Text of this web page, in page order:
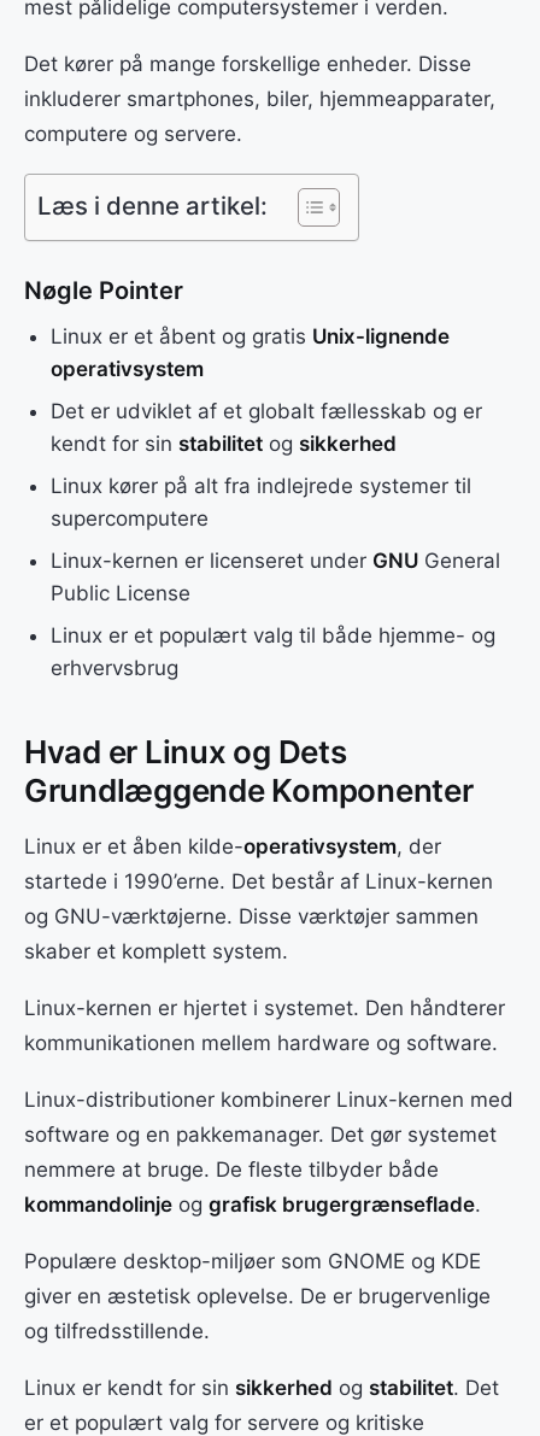
mest pålidelige computersystemer i verden.
Det kører på mange forskellige enheder. Disse
inkluderer smartphones, biler, hjemmeapparater,
computere og servere.
Læs i denne artikel:
Nøgle Pointer
Linux er et åbent og gratis Unix-lignende
operativsystem
Det er udviklet af et globalt fællesskab og er
kendt for sin stabilitet og sikkerhed
Linux kører på alt fra indlejrede systemer til
supercomputere
Linux-kernen er licenseret under GNU General
Public License
Linux er et populært valg til både hjemme- og
erhvervsbrug
Hvad er Linux og Dets
Grundlæggende Komponenter
Linux er et åben kilde-operativsystem, der
startede i 1990’erne. Det består af Linux-kernen
og GNU-værktøjerne. Disse værktøjer sammen
skaber et komplett system.
Linux-kernen er hjertet i systemet. Den håndterer
kommunikationen mellem hardware og software.
Linux-distributioner kombinerer Linux-kernen med
software og en pakkemanager. Det gør systemet
nemmere at bruge. De fleste tilbyder både
kommandolinje og grafisk brugergrænseflade.
Populære desktop-miljøer som GNOME og KDE
giver en æstetisk oplevelse. De er brugervenlige
og tilfredsstillende.
Linux er kendt for sin sikkerhed og stabilitet. Det
er et populært valg for servere og kritiske